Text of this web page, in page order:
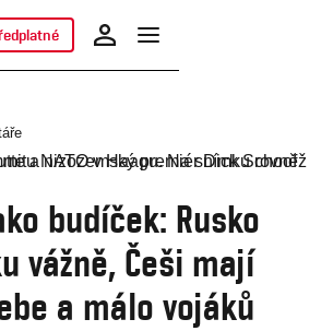
budíček: Rusko
vážně, Češi mají
a málo vojáků